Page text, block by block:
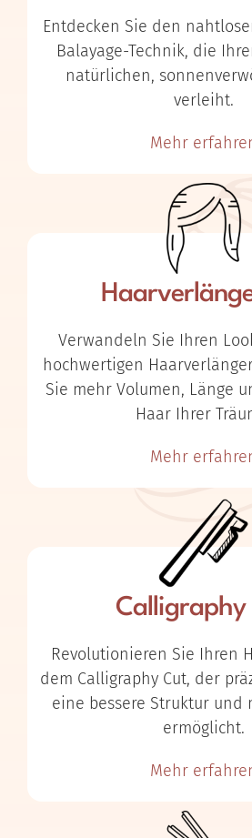
Entdecken Sie den
Balayage-Technik, die
natürlichen,
verleiht.
Mehr
Verwandeln Sie Ihren
hochwertigen
Sie mehr Volumen, Länge
Haar Ihrer
Mehr
Calligraphy
Revolutionieren Sie Ihren
dem Calligraphy Cut, der
eine bessere Struktur und
ermöglicht.
Mehr